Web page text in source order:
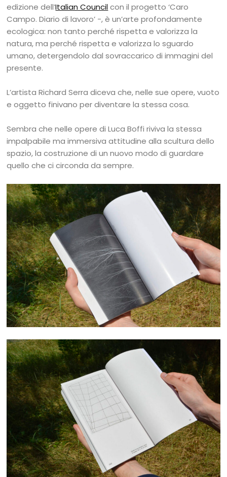
edizione dell’Italian Councilcon il progetto ‘Caro
Campo. Diario di lavoro’ -, è un’arte profondamente
ecologica: non tanto perché rispetta e valorizza la
natura, ma perché rispetta e valorizza lo sguardo
umano, detergendolo dal sovraccarico di immagini del
presente.
L’artista Richard Serra diceva che, nelle sue opere, vuoto
e oggetto finivano per diventare la stessa cosa.
Sembra che nelle opere di Luca Boffi riviva la stessa
impalpabile ma immersiva attitudine alla scultura dello
spazio, la costruzione di un nuovo modo di guardare
quello che ci circonda da sempre.